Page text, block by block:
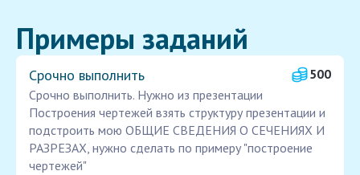
Примеры заданий
Срочно выполнить
500
Срочно выполнить. Нужно из презентации
Построения чертежей взять структуру презентации и
подстроить мою ОБЩИЕ СВЕДЕНИЯ О СЕЧЕНИЯХ И
РАЗРЕЗАХ, нужно сделать по примеру "построение
чертежей"